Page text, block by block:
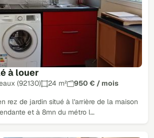
à louer
(92130) 24 m² 950 € / mois
rez de jardin situé à l'arrière de la maison
et à 8mn du métro l…